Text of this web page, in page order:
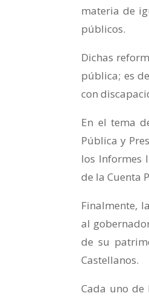
materia de
públicos.
Dichas
pública; es
con
En el tema
Pública y
los Informes
de la Cuenta
Finalmente,
al
de su
Castellanos.
Cada uno de